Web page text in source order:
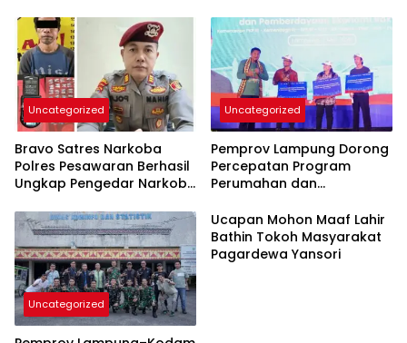
Kepesertaan BPJS
Kesehatan
Uncategorized
Bravo Satres Narkoba
Polres Pesawaran Berhasil
Ungkap Pengedar Narkoba
Uncategorized
Pemprov Lampung Dorong
Percepatan Program
Perumahan dan
Rakyat
Uncategorized
Ucapan Mohon Maaf Lahir
Bathin Tokoh Masyarakat
Pagardewa Yansori